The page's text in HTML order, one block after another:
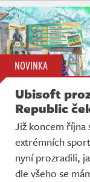
NOVINKA
Ubisoft
Republic
Již koncem října
extrémních
nyní prozradili,
dle všeho se